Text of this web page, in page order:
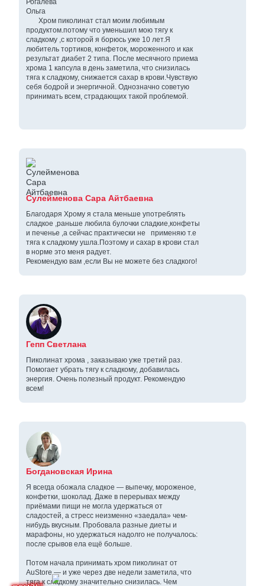
Ольга
Хром пиколинат стал моим любимым
продуктом.потому что уменьшил мою тягу к
сладкому ,с которой я борюсь уже 10 лет.Я
любитель тортиков, конфеток, мороженного и как
результат диабет 2 типа. После месячного приема
хрома 1 капсула в день заметила, что снизилась
тяга к сладкому, снижается сахар в крови.Чувствую
себя бодрой и энергичной. Однозначно советую
принимать всем, страдающих такой проблемой.
Сулейменова Сара Айтбаевна
Благодаря Хрому я стала меньше употреблять
сладкое ,раньше любила булочки сладкие,конфеты
и печенье ,а сейчас практически не применяю т.е
тяга к сладкому ушла.Поэтому и сахар в крови стал
в норме это меня радует.
Рекомендую вам ,если Вы не можете без сладкого!
Гепп Светлана
Пиколинат хрома , заказываю уже третий раз.
Помогает убрать тягу к сладкому, добавилась
энергия. Очень полезный продукт. Рекомендую
всем!
Богдановская Ирина
Я всегда обожала сладкое — выпечку, мороженое,
конфетки, шоколад. Даже в перерывах между
приёмами пищи не могла удержаться от
сладостей, а стресс неизменно «заедала» чем-
нибудь вкусным. Пробовала разные диеты и
марафоны, но удержаться надолго не получалось:
после срывов ела ещё больше.
Потом начала принимать хром пиколинат от
AuStore — и уже через две недели заметила, что
тяга к сладкому значительно снизилась. Чем